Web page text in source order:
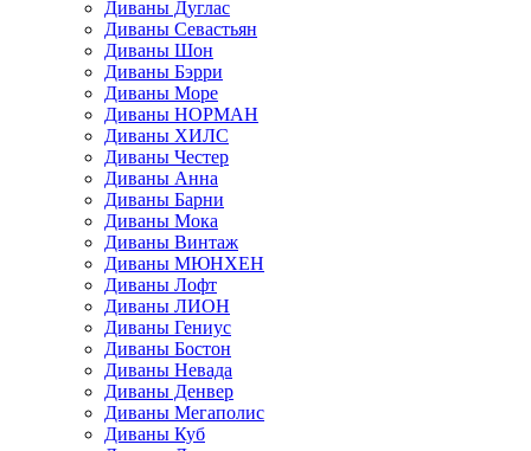
Диваны Дуглас
Диваны Севастьян
Диваны Шон
Диваны Бэрри
Диваны Море
Диваны НОРМАН
Диваны ХИЛС
Диваны Честер
Диваны Анна
Диваны Барни
Диваны Мока
Диваны Винтаж
Диваны МЮНХЕН
Диваны Лофт
Диваны ЛИОН
Диваны Гениус
Диваны Бостон
Диваны Невада
Диваны Денвер
Диваны Мегаполис
Диваны Куб